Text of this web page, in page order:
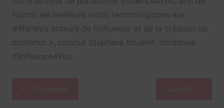
fournir les meilleurs outils technologiques aux
différents acteurs de l’influence et de la création de
contenus », conclut Stéphane Bouillet, fondateur
d’Influence4You.